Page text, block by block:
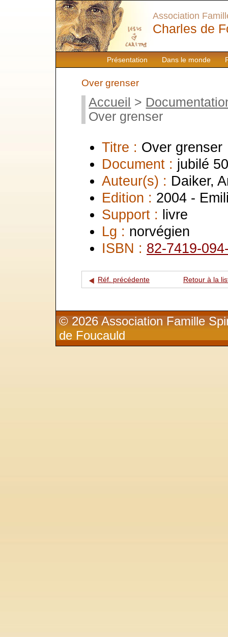
Présentation Dans le monde
Association
Charles de
Over grenser
Accueil >
Over grenser
Titre : Over grenser
Document : jubilé
Auteur(s) : Daiker,
Edition : 2004 -
Support : livre
Lg : norvégien
ISBN : 82-7419-
Réf. précédente Retour à la
© 2026 Association Famille
de Foucauld